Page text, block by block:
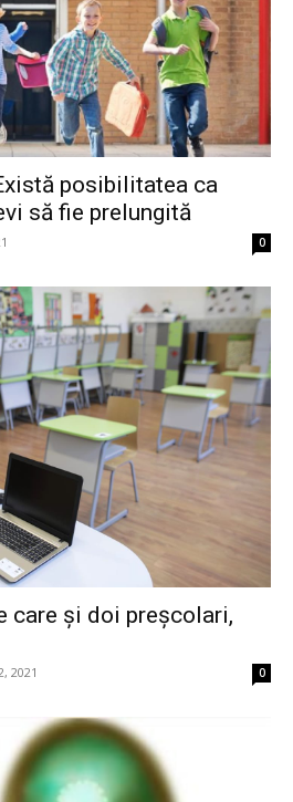
posibilitatea ca
să fie prelungită
0
care și doi preșcolari,
2021 0